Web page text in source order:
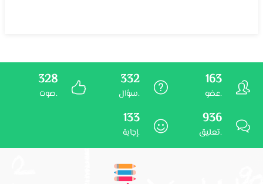
163
عضو.
332
سؤال.
328
صوت.
936
تعليق.
133
إجابة.